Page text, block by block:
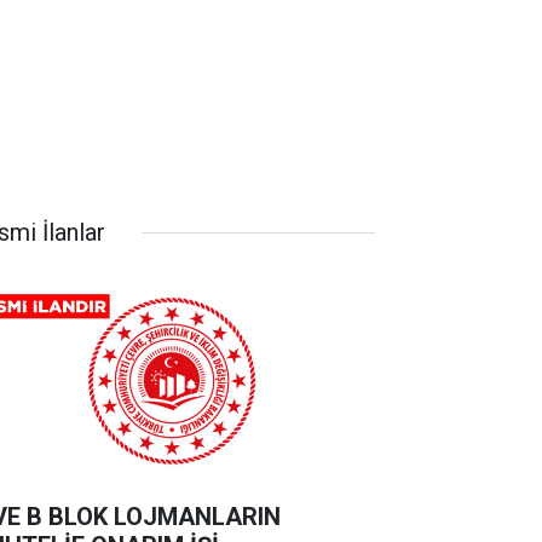
İlanlar
B BLOK LOJMANLARIN